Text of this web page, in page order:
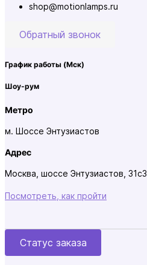
shop@motionlamps.ru
Обратный звонок
График работы (Мск)
Шоу-рум
Метро
м. Шоссе Энтузиастов
Адрес
Москва, шоссе Энтузиастов, 31с3
Посмотреть, как пройти
Статус заказа